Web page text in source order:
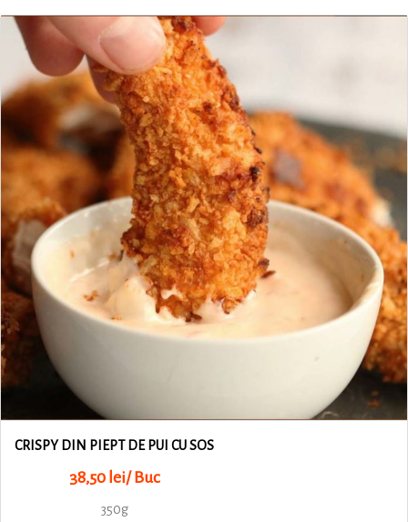
CRISPY DIN PIEPT DE PUI CU SOS
38,50 lei/ Buc
350g